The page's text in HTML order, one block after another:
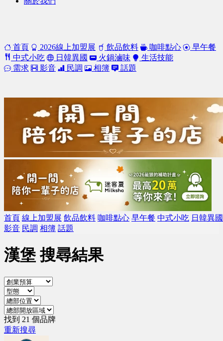
首頁 2026線上加盟展 飲品飲料 咖啡點心
早午餐
中式小吃
日韓異國 火鍋滷味
生活技能
需求
影音 民調 相簿 話題
首頁 線上加盟展 飲品飲料 咖啡點心 早午餐 中式小吃 日韓異國
影音 民調 相簿 話題
漢堡 搜尋結果
找到 21 個品牌
重新搜尋